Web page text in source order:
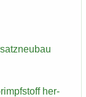
her­